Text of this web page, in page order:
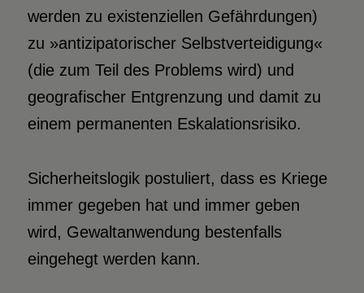
werden zu existenziellen Gefährdungen)
zu »antizipatorischer Selbstverteidigung«
(die zum Teil des Problems wird) und
geografischer Entgrenzung und damit zu
einem permanenten Eskalationsrisiko.
Sicherheitslogik postuliert, dass es Kriege
immer gegeben hat und immer geben
wird, Gewaltanwendung bestenfalls
eingehegt werden kann.